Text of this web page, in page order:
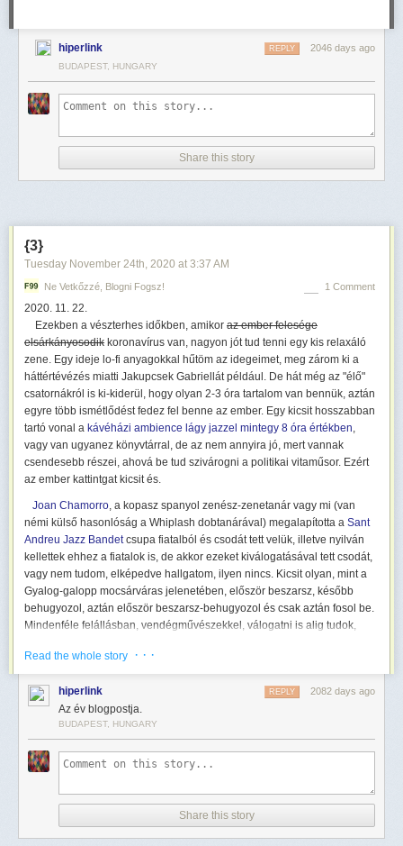
hiperlink 2046 days ago
REPLY
BUDAPEST, HUNGARY
Share this story
{3}
Tuesday November 24th, 2020 at 3:37 AM
Ne Vetkőzzé, Blogni Fogsz! 1 Comment
2020. 11. 22.
Ezekben a vészterhes időkben, amikor az ember felesége
elsárkányosodik koronavírus van, nagyon jót tud tenni egy kis relaxáló
zene. Egy ideje lo-fi anyagokkal hűtöm az idegeimet, meg zárom ki a
háttértévézés miatti Jakupcsek Gabriellát például. De hát még az "élő"
csatornákról is ki-kiderül, hogy olyan 2-3 óra tartalom van bennük, aztán
egyre több ismétlődést fedez fel benne az ember. Egy kicsit hosszabban
tartó vonal a kávéházi ambience lágy jazzel mintegy 8 óra értékben,
vagy van ugyanez könyvtárral, de az nem annyira jó, mert vannak
csendesebb részei, ahová be tud szivárogni a politikai vitaműsor. Ezért
az ember kattintgat kicsit és.
Joan Chamorro, a kopasz spanyol zenész-zenetanár vagy mi (van
némi külső hasonlóság a Whiplash dobtanárával) megalapította a Sant
Andreu Jazz Bandetcsupa fiatalból és csodát tett velük, illetve nyilván
kellettek ehhez a fiatalok is, de akkor ezeket kiválogatásával tett csodát,
vagy nem tudom, elképedve hallgatom, ilyen nincs. Kicsit olyan, mint a
Gyalog-galopp mocsárváras jelenetében, először beszarsz, később
behugyozol, aztán először beszarsz-behugyozol és csak aztán fosol be.
Mindenféle felállásban, vendégművészekkel, válogatni is alig tudok,
Armengou legfőbb szereplésével egy szobaelőadás erejéig A. Carlos
Jobim Meditáció c. lassú bossanováját
kedvet kapsz, hogy megtanulj portugálul. Érdekesség, hogy az 5:25-től
kezdődő trombitaszólónál jót izgul az ember, hogy a csávó végigbírja-e,
vagy az utolsó előtti hangnál lefordul a székről, mert ott a levegő vége,
mert inkább végigfújja a szólót és meghal, minthogy megtörje a ritmust.
De nem hal meg, egyrészt mert helyette is veszünk levegőt, mint a Tomb
Raider vízalatti jeleneteiben, másrészt meg ő ilyen.
Nem kizárólag szamba meg bossanova, eljátsszák például Ray
Charles Unchain My Heartját is (Ansín máj hart), ebben is fuldoklik egy
Read the whole story · · ·
hiperlink 2082 days ago
REPLY
Az év blogpostja.
BUDAPEST, HUNGARY
Share this story